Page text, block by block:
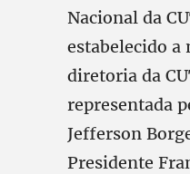
Nacional da
estabelecido a
diretoria da
representada
Jefferson
Presidente